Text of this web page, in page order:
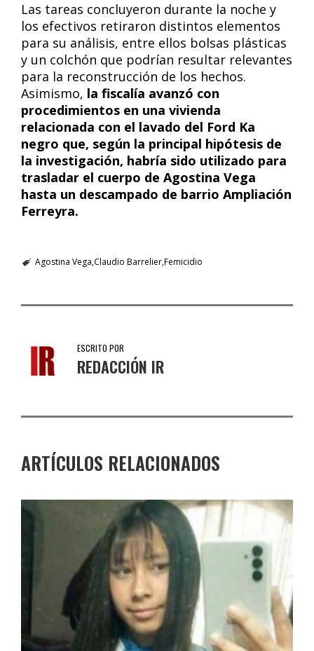
Las tareas concluyeron durante la noche y
los efectivos retiraron distintos elementos
para su análisis, entre ellos bolsas plásticas
y un colchón que podrían resultar relevantes
para la reconstrucción de los hechos.
Asimismo, la fiscalía avanzó con
procedimientos en una vivienda
relacionada con el lavado del Ford Ka
negro que, según la principal hipótesis de
la investigación, habría sido utilizado para
trasladar el cuerpo de Agostina Vega
hasta un descampado de barrio Ampliación
Ferreyra.
Agostina Vega Claudio BarrelierFemicidio
ESCRITO POR
REDACCIÓN IR
ARTÍCULOS RELACIONADOS